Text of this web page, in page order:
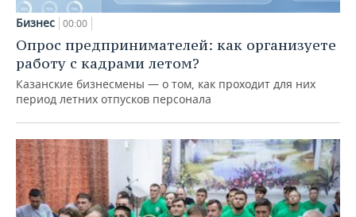
Бизнес 00:00
Опрос предпринимателей: как организуете
работу с кадрами летом?
Казанские бизнесмены — о том, как проходит для них
период летних отпусков персонала